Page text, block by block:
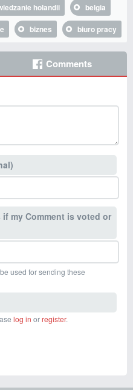
holandii
belgia
biznes biuro pracy
Comments
my Comment is voted or
used for sending these
log in orregister.